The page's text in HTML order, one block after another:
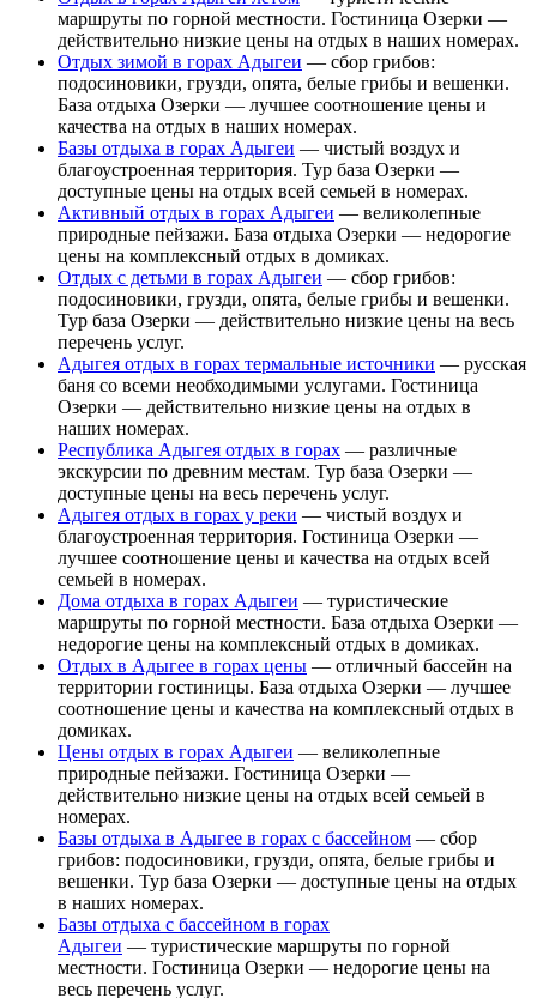
маршруты по горной местности. Гостиница Озерки —
действительно низкие цены на отдых в наших номерах.
Отдых зимой в горах Адыгеи — сбор грибов:
подосиновики, грузди, опята, белые грибы и вешенки.
База отдыха Озерки — лучшее соотношение цены и
качества на отдых в наших номерах.
Базы отдыха в горах Адыгеи — чистый воздух и
благоустроенная территория. Тур база Озерки —
доступные цены на отдых всей семьей в номерах.
Активный отдых в горах Адыгеи — великолепные
природные пейзажи. База отдыха Озерки — недорогие
цены на комплексный отдых в домиках.
Отдых с детьми в горах Адыгеи — сбор грибов:
подосиновики, грузди, опята, белые грибы и вешенки.
Тур база Озерки — действительно низкие цены на весь
перечень услуг.
Адыгея отдых в горах термальные источники — русская
баня со всеми необходимыми услугами. Гостиница
Озерки — действительно низкие цены на отдых в
наших номерах.
Республика Адыгея отдых в горах — различные
экскурсии по древним местам. Тур база Озерки —
доступные цены на весь перечень услуг.
Адыгея отдых в горах у реки — чистый воздух и
благоустроенная территория. Гостиница Озерки —
лучшее соотношение цены и качества на отдых всей
семьей в номерах.
Дома отдыха в горах Адыгеи — туристические
маршруты по горной местности. База отдыха Озерки —
недорогие цены на комплексный отдых в домиках.
Отдых в Адыгее в горах цены — отличный бассейн на
территории гостиницы. База отдыха Озерки — лучшее
соотношение цены и качества на комплексный отдых в
домиках.
Цены отдых в горах Адыгеи — великолепные
природные пейзажи. Гостиница Озерки —
действительно низкие цены на отдых всей семьей в
номерах.
Базы отдыха в Адыгее в горах с бассейном — сбор
грибов: подосиновики, грузди, опята, белые грибы и
вешенки. Тур база Озерки — доступные цены на отдых
в наших номерах.
Базы отдыха с бассейном в горах
Адыгеи — туристические маршруты по горной
местности. Гостиница Озерки — недорогие цены на
весь перечень услуг.